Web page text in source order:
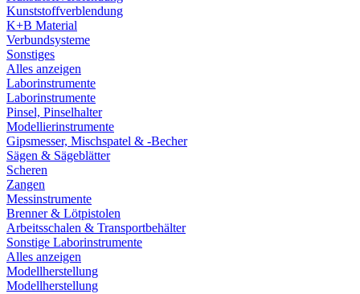
Kunststoffverblendung
K+B Material
Verbundsysteme
Sonstiges
Alles anzeigen
Laborinstrumente
Laborinstrumente
Pinsel, Pinselhalter
Modellierinstrumente
Gipsmesser, Mischspatel & -Becher
Sägen & Sägeblätter
Scheren
Zangen
Messinstrumente
Brenner & Lötpistolen
Arbeitsschalen & Transportbehälter
Sonstige Laborinstrumente
Alles anzeigen
Modellherstellung
Modellherstellung